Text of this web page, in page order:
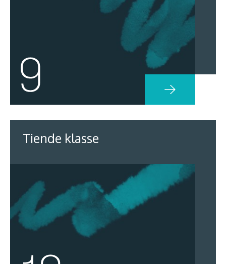
Tiende klasse